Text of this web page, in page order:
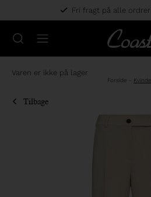
Fri fragt på alle
Varen er ikke på lager
Forside -
Tilbage